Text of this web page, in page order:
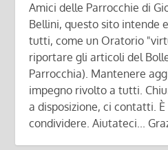
Amici delle Parrocchie di
Bellini, questo sito intende
tutti, come un Oratorio
riportare gli articoli del
Parrocchia). Mantenere
impegno rivolto a tutti.
a disposizione, ci contatti.
condividere. Aiutateci...